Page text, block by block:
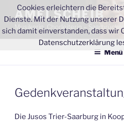
Inhalt
springen
AMEI SCHEIB
Musikerin, Chorleiterin –
Menü
Die Jusos Trier-Saarburg in
Cookies erleichtern die
Dienste. Mit der Nutzung unserer
sich damit einverstanden, dass wir
Datenschutzerklärung